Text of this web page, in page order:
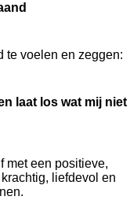
te voelen en zeggen:
laat los wat mij niet
met een positieve,
liefdevol en